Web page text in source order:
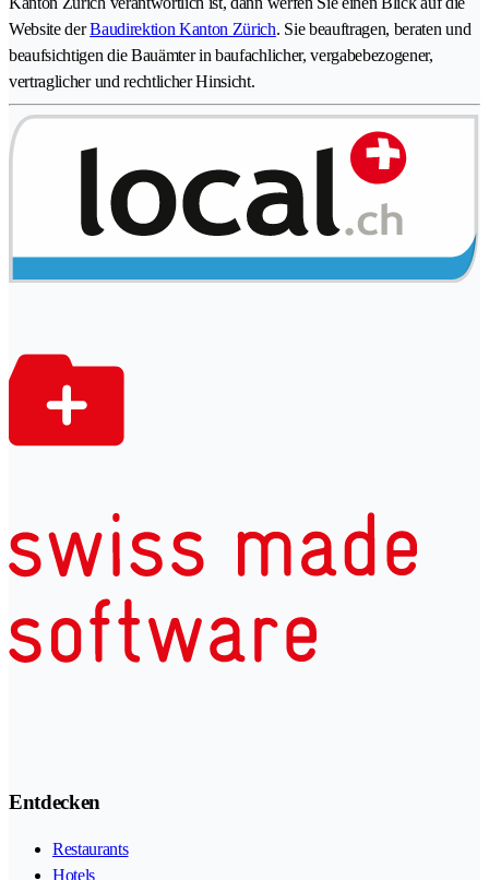
Website derBaudirektion Kanton Zürich. Sie beauftragen, beraten und
beaufsichtigen die Bauämter in baufachlicher, vergabebezogener,
vertraglicher und rechtlicher Hinsicht.
Entdecken
Restaurants
Hotels